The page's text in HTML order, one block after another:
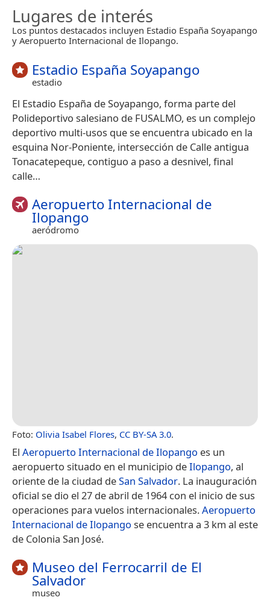
Lugares de interés
Los puntos destacados incluyen Estadio España Soyapango
y Aeropuerto Internacional de Ilopango.
Estadio España Soyapango
estadio
El Estadio España de Soyapango, forma parte del
Polideportivo salesiano de FUSALMO, es un complejo
deportivo multi-usos que se encuentra ubicado en la
esquina Nor-Poniente, intersección de Calle antigua
Tonacatepeque, contiguo a paso a desnivel, final
calle…
Aeropuerto Internacional de
Ilopango
aeródromo
Foto: Olivia Isabel Flores, CC BY-SA 3.0.
El Aeropuerto Internacional de Ilopango es un
aeropuerto situado en el municipio deIlopango, al
oriente de la ciudad deSan Salvador. La inauguración
oficial se dio el 27 de abril de 1964 con el inicio de sus
operaciones para vuelos internacionales.Aeropuerto
Internacional de Ilopango se encuentra a 3 km al este
de Colonia San José.
Museo del Ferrocarril de El
Salvador
museo